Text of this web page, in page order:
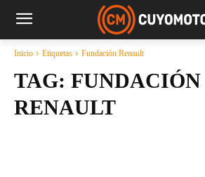
Inicio Etiquetas Fundación Renault
TAG: FUNDACIÓN
RENAULT